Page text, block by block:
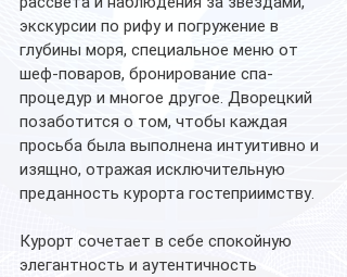
экскурсии по рифу и погружение в
глубины моря, специальное меню от
шеф-поваров, бронирование спа-
процедур и многое другое. Дворецкий
позаботится о том, чтобы каждая
просьба была выполнена интуитивно и
изящно, отражая исключительную
преданность курорта гостеприимству.
Курорт сочетает в себе спокойную
элегантность и аутентичность